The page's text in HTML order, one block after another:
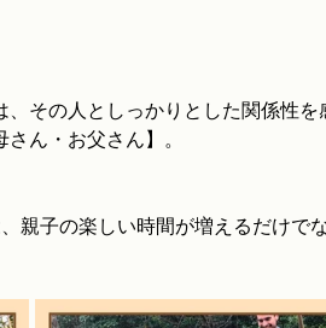
その人としっかりとした関係性を
ん・お父さん】。
親子の楽しい時間が増えるだけで